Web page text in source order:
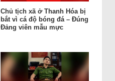
Chủ tịch xã ở Thanh Hóa bị
bắt vì cá độ bóng đá – Đúng
Đảng viên mẫu mực